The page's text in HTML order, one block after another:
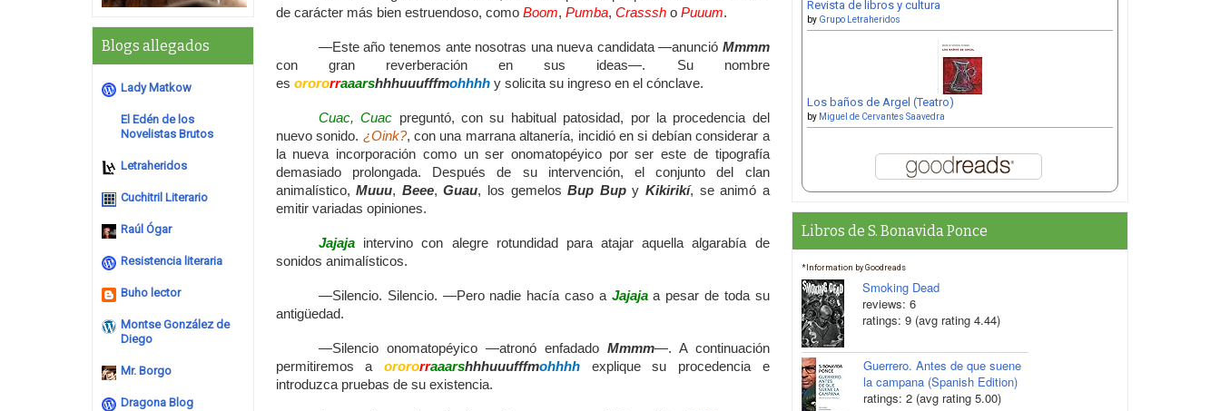
de carácter más bien estruendoso, como Boom, Pumba, Crasssho Puuum.
—Este año tenemos ante nosotras una nueva candidata —anunció Mmmm
con gran reverberación en sus ideas—. Su nombre
es orororraaarshhhuuufffmohhhhy solicita su ingreso en el cónclave.
Cuac, Cuac preguntó, con su habitual patosidad, por la procedencia del
nuevo sonido. ¿Oink?, con una marrana altanería, incidió en si debían considerar a
la nueva incorporación como un ser onomatopéyico por ser este de tipografía
demasiado prolongada. Después de su intervención, el conjunto del clan
animalístico,Muuu, Beee,Guau, los gemelosBup Bupy Kikirikí, se animó a
emitir variadas opiniones.
Jajajaintervino con alegre rotundidad para atajar aquella algarabía de
sonidos animalísticos.
—Silencio. Silencio. —Pero nadie hacía caso a Jajajaa pesar de toda su
antigüedad.
—Silencio onomatopéyico —atronó enfadado Mmmm—. A continuación
permitiremos a orororraaarshhhuuufffmohhhh explique su procedencia e
introduzca pruebas de su existencia.
Blogs allegados
Lady Matkow
El Edén de los
Novelistas Brutos
Letraheridos
Cuchitril Literario
Raúl Ógar
Resistencia literaria
Buho lector
Montse González de
Diego
Mr. Borgo
Dragona Blog
Revista de libros y cultura
by Grupo Letraheridos
Los baños de Argel (Teatro)
by Miguel de Cervantes Saavedra
Libros de S. Bonavida Ponce
*Information by Goodreads
Smoking Dead
reviews: 6
ratings: 9 (avg rating 4.44)
Guerrero. Antes de que suene
la campana (Spanish Edition)
ratings: 2 (avg rating 5.00)